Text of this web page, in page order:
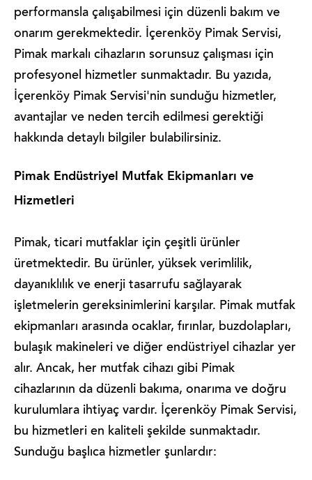
performansla çalışabilmesi için düzenli bakım ve
onarım gerekmektedir. İçerenköy Pimak Servisi,
Pimak markalı cihazların sorunsuz çalışması için
profesyonel hizmetler sunmaktadır. Bu yazıda,
İçerenköy Pimak Servisi'nin sunduğu hizmetler,
avantajlar ve neden tercih edilmesi gerektiği
hakkında detaylı bilgiler bulabilirsiniz.
Pimak Endüstriyel Mutfak Ekipmanları ve
Hizmetleri
Pimak, ticari mutfaklar için çeşitli ürünler
üretmektedir. Bu ürünler, yüksek verimlilik,
dayanıklılık ve enerji tasarrufu sağlayarak
işletmelerin gereksinimlerini karşılar. Pimak mutfak
ekipmanları arasında ocaklar, fırınlar, buzdolapları,
bulaşık makineleri ve diğer endüstriyel cihazlar yer
alır. Ancak, her mutfak cihazı gibi Pimak
cihazlarının da düzenli bakıma, onarıma ve doğru
kurulumlara ihtiyaç vardır. İçerenköy Pimak Servisi,
bu hizmetleri en kaliteli şekilde sunmaktadır.
Sunduğu başlıca hizmetler şunlardır: